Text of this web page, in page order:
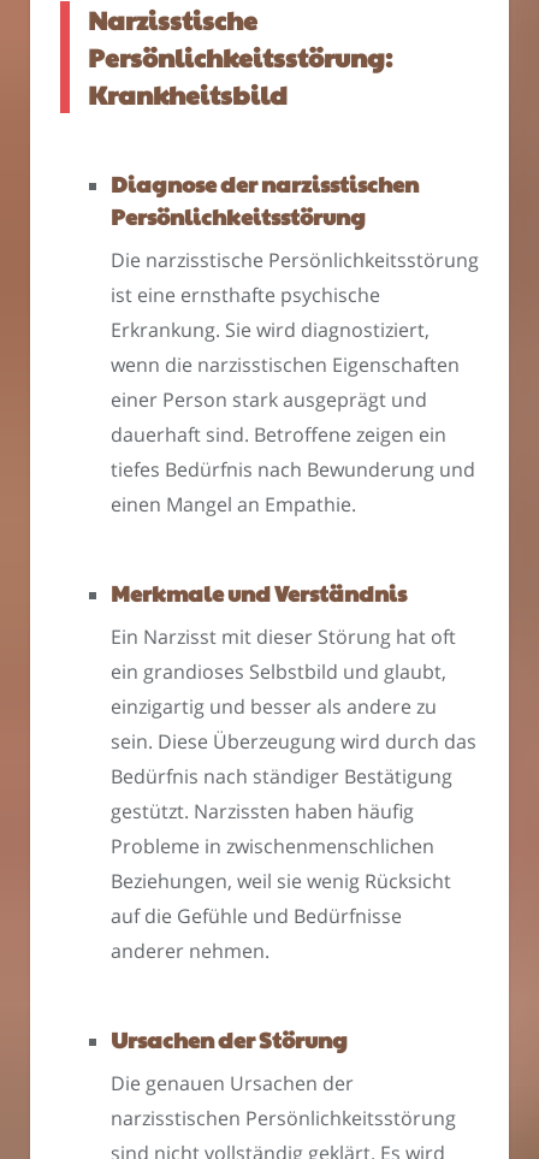
Narzisstische
Persönlichkeitsstörung:
Krankheitsbild
Diagnose der narzisstischen
Persönlichkeitsstörung
Die narzisstische Persönlichkeitsstörung
ist eine ernsthafte psychische
Erkrankung. Sie wird diagnostiziert,
wenn die narzisstischen Eigenschaften
einer Person stark ausgeprägt und
dauerhaft sind. Betroffene zeigen ein
tiefes Bedürfnis nach Bewunderung und
einen Mangel an Empathie.
Merkmale und Verständnis
Ein Narzisst mit dieser Störung hat oft
ein grandioses Selbstbild und glaubt,
einzigartig und besser als andere zu
sein. Diese Überzeugung wird durch das
Bedürfnis nach ständiger Bestätigung
gestützt. Narzissten haben häufig
Probleme in zwischenmenschlichen
Beziehungen, weil sie wenig Rücksicht
auf die Gefühle und Bedürfnisse
anderer nehmen.
Ursachen der Störung
Die genauen Ursachen der
narzisstischen Persönlichkeitsstörung
sind nicht vollständig geklärt. Es wird